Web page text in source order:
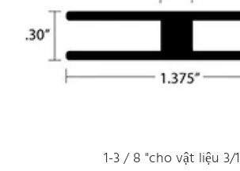
1-3 / 8 "cho vật liệu 3/